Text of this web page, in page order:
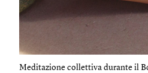
Meditazione collettiva durante il